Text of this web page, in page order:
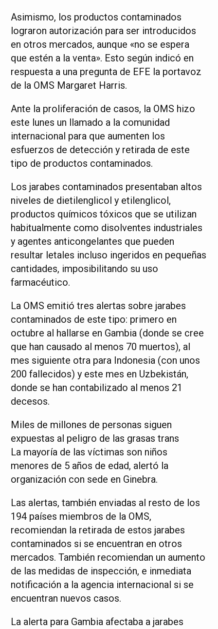
Asimismo, los productos contaminados
lograron autorización para ser introducidos
en otros mercados, aunque «no se espera
que estén a la venta». Esto según indicó en
respuesta a una pregunta de EFE la portavoz
de la OMS Margaret Harris.
Ante la proliferación de casos, la OMS hizo
este lunes un llamado a la comunidad
internacional para que aumenten los
esfuerzos de detección y retirada de este
tipo de productos contaminados.
Los jarabes contaminados presentaban altos
niveles de dietilenglicol y etilenglicol,
productos químicos tóxicos que se utilizan
habitualmente como disolventes industriales
y agentes anticongelantes que pueden
resultar letales incluso ingeridos en pequeñas
cantidades, imposibilitando su uso
farmacéutico.
La OMS emitió tres alertas sobre jarabes
contaminados de este tipo: primero en
octubre al hallarse en Gambia (donde se cree
que han causado al menos 70 muertos), al
mes siguiente otra para Indonesia (con unos
200 fallecidos) y este mes en Uzbekistán,
donde se han contabilizado al menos 21
decesos.
Miles de millones de personas siguen
expuestas al peligro de las grasas trans
La mayoría de las víctimas son niños
menores de 5 años de edad, alertó la
organización con sede en Ginebra.
Las alertas, también enviadas al resto de los
194 países miembros de la OMS,
recomiendan la retirada de estos jarabes
contaminados si se encuentran en otros
mercados. También recomiendan un aumento
de las medidas de inspección, e inmediata
notificación a la agencia internacional si se
encuentran nuevos casos.
La alerta para Gambia afectaba a jarabes